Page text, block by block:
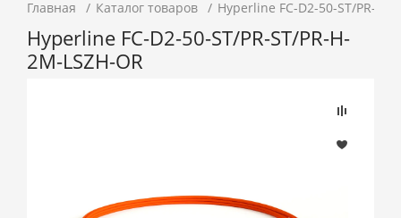
Главная Каталог товаров Hyperline FC-D2-50-ST/PR-ST/
Hyperline FC-D2-50-ST/PR-ST/PR-H-
2M-LSZH-OR